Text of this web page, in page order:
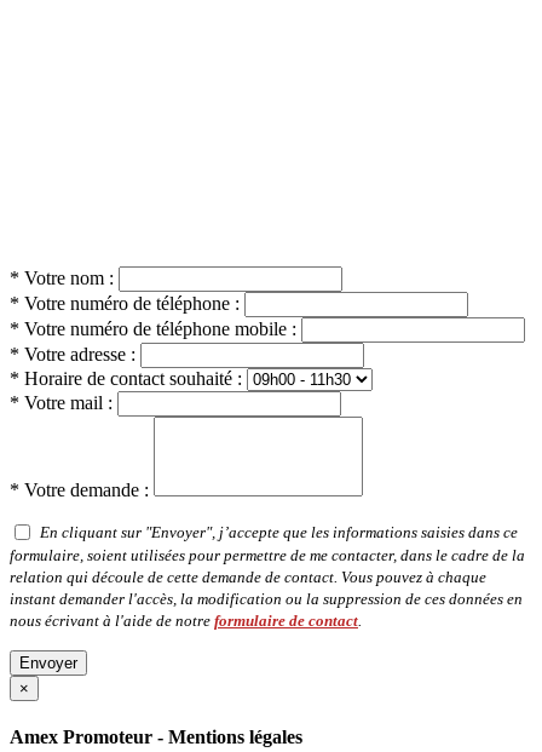
* Votre nom :
* Votre numéro de téléphone :
* Votre numéro de téléphone mobile :
* Votre adresse :
* Horaire de contact souhaité :
* Votre mail :
* Votre demande :
En cliquant sur "Envoyer", j’accepte que les informations saisies dans ce
formulaire, soient utilisées pour permettre de me contacter, dans le cadre de la
relation qui découle de cette demande de contact. Vous pouvez à chaque
instant demander l'accès, la modification ou la suppression de ces données en
nous écrivant à l'aide de notre formulaire de contact
Envoyer
×
Amex Promoteur - Mentions légales